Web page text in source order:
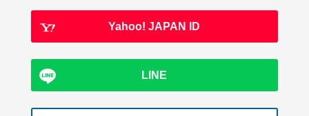
Yahoo! JAPAN ID
LINE